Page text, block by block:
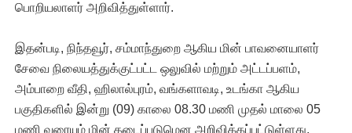
பொறியலாளர் அறிவித்துள்ளார்.
இதன்படி, நிந்தவூர், சம்மாந்துறை ஆகிய மின் பாவனையாளர்
சேவை நிலையத்துக்குட்பட்ட ஒலுவில் மற்றும் அட்டப்பளம்,
அம்பாறை வீதி, ஹிலால்புரம், வங்களாவடி, உடங்கா ஆகிய
பகுதிகளில் இன்று (09) காலை 08.30 மணி முதல் மாலை 05
மணி வரையும் மின் தடைப்படுமென அறிவிக்கப்பட்டுள்ளது.